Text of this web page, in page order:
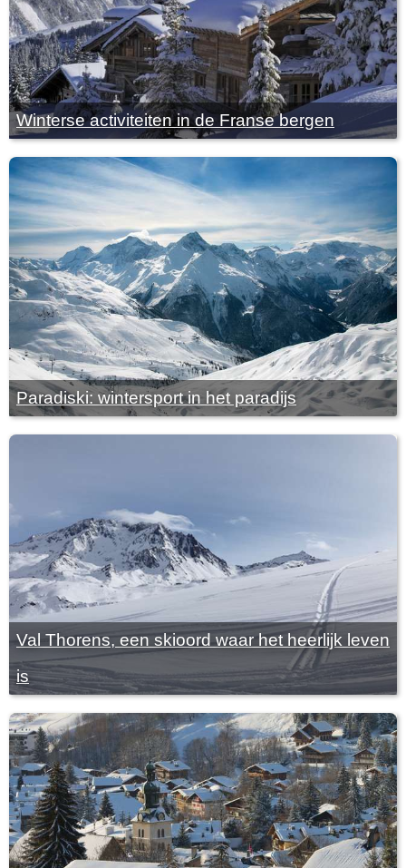
Winterse activiteiten in de Franse bergen
Paradiski: wintersport in het paradijs
Val Thorens, een skioord waar het heerlijk leven
is